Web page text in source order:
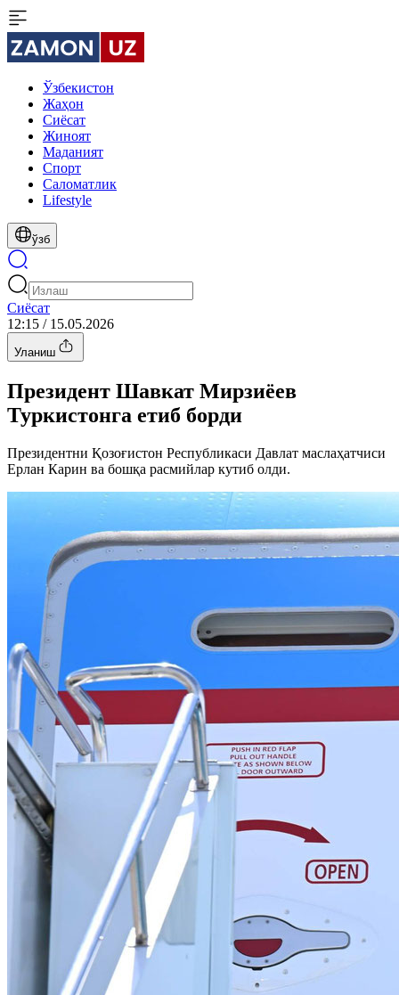
Ўзбекистон
Жаҳон
Сиёсат
Жиноят
Маданият
Спорт
Cаломатлик
Lifestyle
ўзб
Сиёсат
12:15 / 15.05.2026
Уланиш
Президент Шавкат Мирзиёев
Туркистонга етиб борди
Президентни Қозоғистон Республикаси Давлат маслаҳатчиси
Ерлан Карин ва бошқа расмийлар кутиб олди.